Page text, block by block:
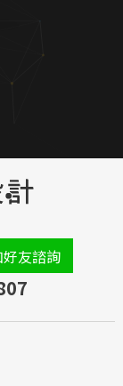
友諮詢